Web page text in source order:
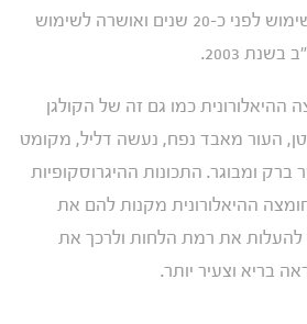
החומצה ההיאלורונית לשימוש לפני כ-20 שנים ואושרה לשימוש
2003.
כמו גם זה של הקולגן
העור מאבד נפח, נעשה דליל, מקומט
ומבוגר. התכונות ההיגרוסקופיות
ההיאלורונית מקנות להם את
להעלות את רמת הלחות ולרכך את
בריא וצעיר יותר.